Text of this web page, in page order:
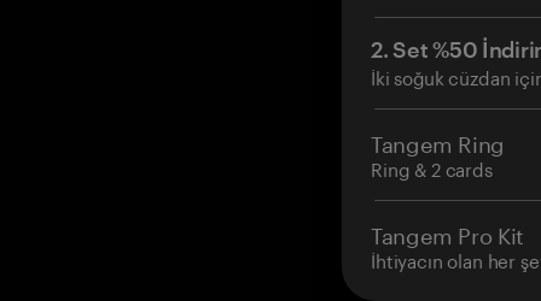
2. Set %50
İki soğuk cüzdan
Tangem Ring
Ring & 2 cards
Tangem Pro Kit
İhtiyacın olan her